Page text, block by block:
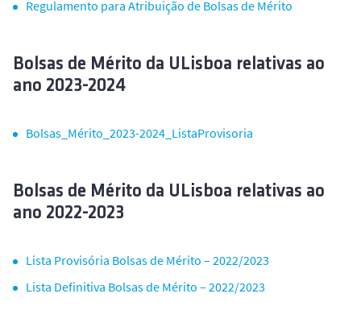
Regulamento para Atribuição de Bolsas de Mérito
Bolsas de Mérito da ULisboa relativas ao
ano 2023-2024
Bolsas_Mérito_2023-2024_ListaProvisoria
Bolsas de Mérito da ULisboa relativas ao
ano 2022-2023
Lista Provisória Bolsas de Mérito – 2022/2023
Lista Definitiva Bolsas de Mérito – 2022/2023